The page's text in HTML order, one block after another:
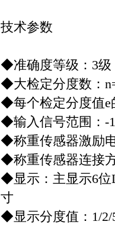
技术参数
◆准确度等级：3级
◆大检定分度数：
◆每个检定分度值
◆输入信号范围：-
◆称重传感器激励
◆称重传感器连接
◆显示：主显示6位
寸
◆显示分度值：1/2/